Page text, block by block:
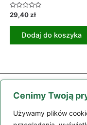
Cenimy Twoją
Używamy plików
Oceniono
na
29,40zł
Dodaj do koszyka